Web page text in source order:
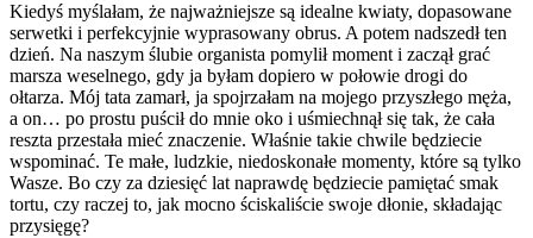
Kiedyś myślałam, że najważniejsze są idealne kwiaty, dopasowane
serwetki i perfekcyjnie wyprasowany obrus. A potem nadszedł ten
dzień. Na naszym ślubie organista pomylił moment i zaczął grać
marsza weselnego, gdy ja byłam dopiero w połowie drogi do
ołtarza. Mój tata zamarł, ja spojrzałam na mojego przyszłego męża,
a on… po prostu puścił do mnie oko i uśmiechnął się tak, że cała
reszta przestała mieć znaczenie. Właśnie takie chwile będziecie
wspominać. Te małe, ludzkie, niedoskonałe momenty, które są tylko
Wasze. Bo czy za dziesięć lat naprawdę będziecie pamiętać smak
tortu, czy raczej to, jak mocno ściskaliście swoje dłonie, składając
przysięgę?